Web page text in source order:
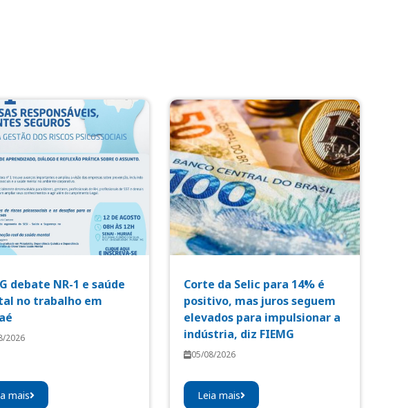
debate NR-1 e saúde
no trabalho em
2026
mais
Corte da Selic para 14% é
positivo, mas juros seguem
elevados para impulsionar a
indústria, diz FIEMG
05/08/2026
Leia mais